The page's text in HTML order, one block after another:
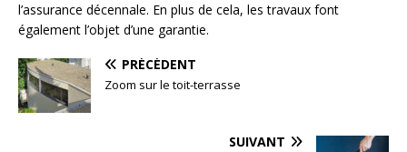
l’assurance décennale. En plus de cela, les travaux font
également l’objet d’une garantie.
PRÉCÉDENT
Zoom sur le toit-terrasse
SUIVANT